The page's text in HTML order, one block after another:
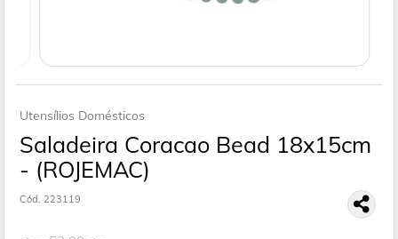
Utensílios Domésticos
Saladeira Coracao Bead 18x15cm
- (ROJEMAC)
Cód. 223119